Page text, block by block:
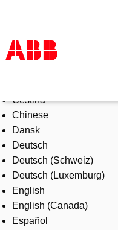
Products & Solutions
Industries
Services
About us
Where to buy
Contact us
Careers
Čeština
Chinese
Dansk
Deutsch
Deutsch (Schweiz)
Deutsch (Luxemburg)
English
English (Canada)
Español